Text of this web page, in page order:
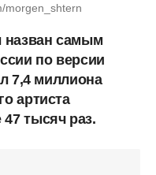
morgen_shtern
самым
по версии
7,4 миллиона
артиста
тысяч раз.